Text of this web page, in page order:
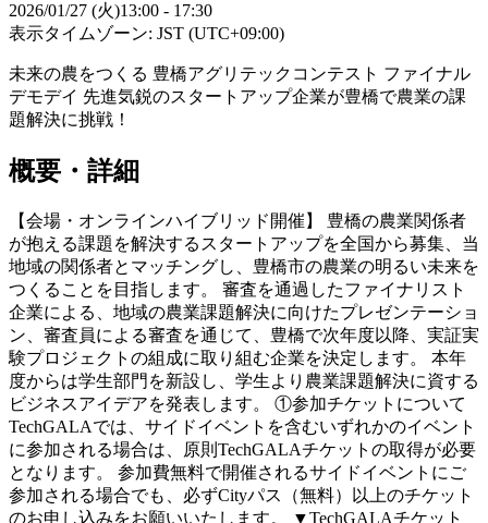
2026/01/27 (火)13:00 - 17:30
表示タイムゾーン: JST (UTC+09:00)
未来の農をつくる 豊橋アグリテックコンテスト ファイナル
デモデイ 先進気鋭のスタートアップ企業が豊橋で農業の課
題解決に挑戦！
概要・詳細
【会場・オンラインハイブリッド開催】 豊橋の農業関係者
が抱える課題を解決するスタートアップを全国から募集、当
地域の関係者とマッチングし、豊橋市の農業の明るい未来を
つくることを目指します。 審査を通過したファイナリスト
企業による、地域の農業課題解決に向けたプレゼンテーショ
ン、審査員による審査を通じて、豊橋で次年度以降、実証実
験プロジェクトの組成に取り組む企業を決定します。 本年
度からは学生部門を新設し、学生より農業課題解決に資する
ビジネスアイデアを発表します。 ①参加チケットについて
TechGALAでは、サイドイベントを含むいずれかのイベント
に参加される場合は、原則TechGALAチケットの取得が必要
となります。 参加費無料で開催されるサイドイベントにご
参加される場合でも、必ずCityパス（無料）以上のチケット
のお申し込みをお願いいたします。 ▼TechGALAチケット